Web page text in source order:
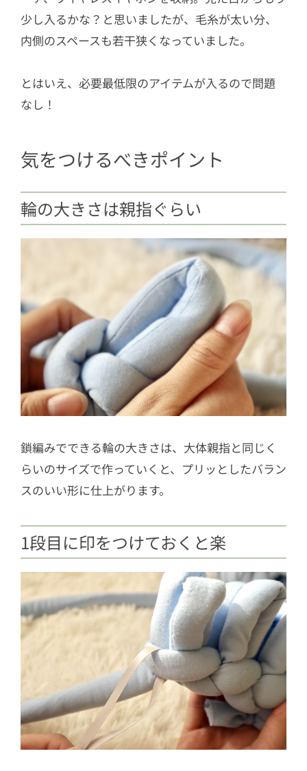
少し入るかな？と思いましたが、毛糸が太い分、
内側のスペースも若干狭くなっていました。
とはいえ、必要最低限のアイテムが入るので問題
なし！
気をつけるべきポイント
輪の大きさは親指ぐらい
鎖編みでできる輪の大きさは、大体親指と同じく
らいのサイズで作っていくと、プリッとしたバラン
スのいい形に仕上がります。
1段目に印をつけておくと楽